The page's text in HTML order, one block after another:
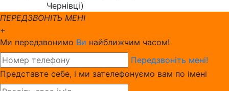
Чернівці)
ПЕРЕДЗВОНІТЬ МЕНІ
+
Ми передзвонимо Ви найближчим часом!
Передзвоніть мені!
Представте себе, і ми зателефонуємо вам по імені